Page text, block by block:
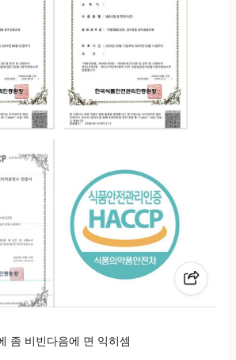
좀 비빈다음에 면 익히셈